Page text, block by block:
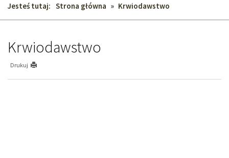
Jesteś tutaj: Strona główna » Krwiodawstwo
Krwiodawstwo
Drukuj